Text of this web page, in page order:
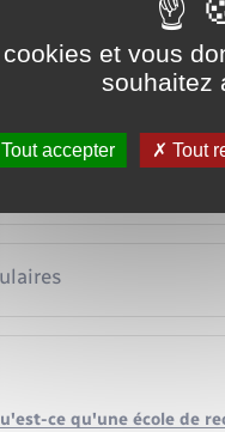
ce qu'une école de
et vous
souhaitez
Tout accepter Tout